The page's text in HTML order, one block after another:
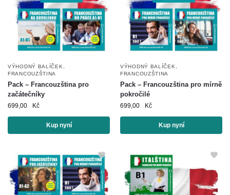
VÝHODNÝ BALÍČEK
FRANCOUZŠTINA
Pack – Francouzština pro
začátečníky
699,00 Kč
Kup nyní
VÝHODNÝ BALÍČEK
FRANCOUZŠTINA
Pack – Francouzština pro mírně
pokročilé
699,00 Kč
Kup nyní